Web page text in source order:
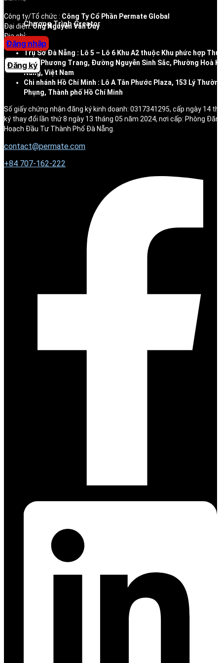
Chương Trình Creator
Đăng nhập
Đăng ký
Công ty/Tổ chức : Công Ty Cổ Phần Permate Global
Đại diện:Ông Nguyễn Văn Duy
Địa chỉ:
Trụ Sở Đà Nẵng : Lô 5 – Lô 6 Khu A2 thuộc Khu phức hợp
tầng Phương Trang, Đường Nguyễn Sinh Sắc, Phường Hoà
Nẵng, Việt Nam
Chi nhánh Hồ Chí Minh : Lô A Tân Phước Plaza, 153 Lý
Phụng, Thành phố Hồ Chí Minh
Số giấy chứng nhận đăng ký kinh doanh: 0317341295, cấp ngày 14
ký thay đổi lần thứ 8 ngày 13 tháng 05 năm 2024, nơi cấp: Phòng
Hoạch Đầu Tư Thành Phố Đà Nẵng.
contact@permate.com
+84 707-162-222